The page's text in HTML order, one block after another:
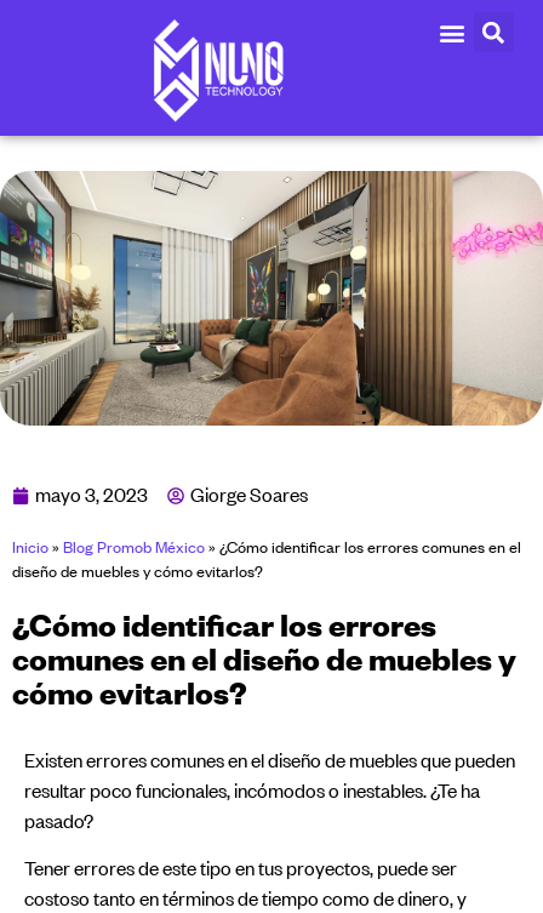
mayo 3, 2023 Giorge Soares
Inicio» Blog Promob México» ¿Cómo identificar los errores comunes en el
diseño de muebles y cómo evitarlos?
¿Cómo identificar los errores
comunes en el diseño de muebles y
cómo evitarlos?
Existen errores comunes en el diseño de muebles que pueden
resultar poco funcionales, incómodos o inestables. ¿Te ha
pasado?
Tener errores de este tipo en tus proyectos, puede ser
costoso tanto en términos de tiempo como de dinero, y